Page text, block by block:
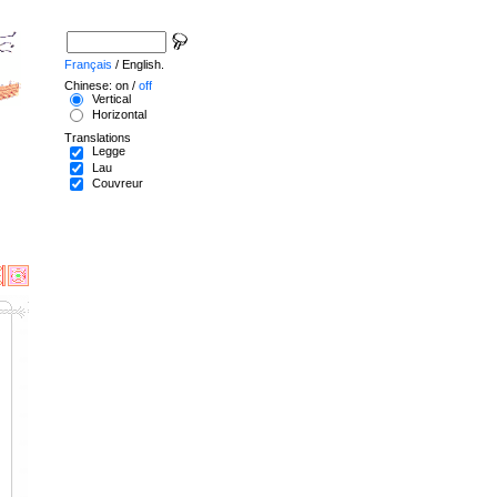
Français / English.
Chinese: on / off
Vertical
Horizontal
Translations
Legge
Lau
Couvreur